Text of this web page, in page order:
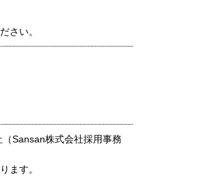
さい。
Sansan株式会社採用事務
ます。